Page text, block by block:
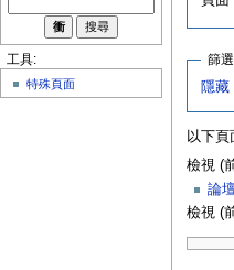
篩選
隱藏
以下頁
檢視 (
論壇
檢視 (
工具:
特殊頁面